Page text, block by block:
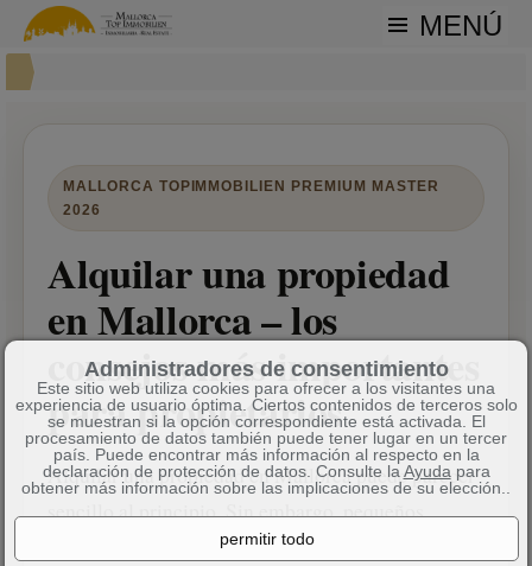
MENÚ
MALLORCA TOPIMMOBILIEN PREMIUM MASTER
2026
Alquilar una propiedad
en Mallorca – los
consejos más importantes
para propietarios
Alquilar una propiedad en Mallorca puede parecer
sencillo al principio. Sin embargo, pequeños
errores relacionados con el contrato de alquiler, la
Administradores de consentimiento
Este sitio web utiliza cookies para ofrecer a los visitantes una
experiencia de usuario óptima. Ciertos contenidos de terceros solo
se muestran si la opción correspondiente está activada. El
procesamiento de datos también puede tener lugar en un tercer
país. Puede encontrar más información al respecto en la
declaración de protección de datos. Consulte la Ayuda para
obtener más información sobre las implicaciones de su elección..